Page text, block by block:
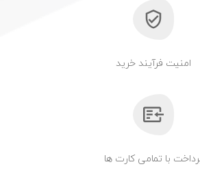
امنیت فرآیند خرید
با تمامی کارت ها